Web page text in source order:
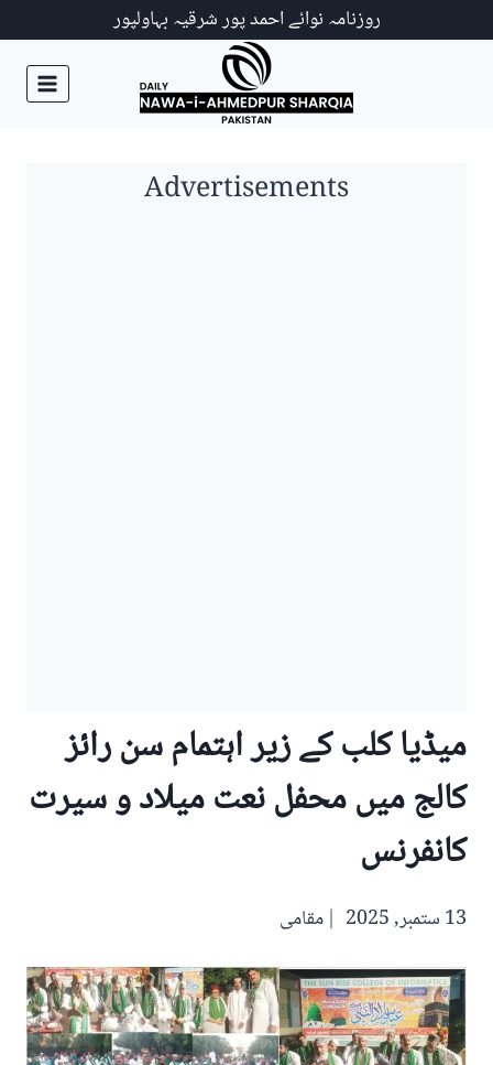
روزنامہ نوائے احمد پور شرقیہ بہاولپور
Advertisements
میڈیا کلب کے زیر اہتمام سن رائز
کالج میں محفل نعت میلاد و سیرت
کانفرنس
13 ستمبر, 2025 مقامی